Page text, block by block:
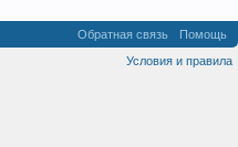
Обратная связь
Помощь
Условия и правила